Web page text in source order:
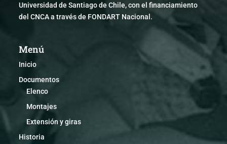
Universidad de Santiago de Chile, con el financiamiento
del CNCA a través de FONDART Nacional.
Menú
Inicio
Documentos
Elenco
Montajes
Extensión y giras
Historia